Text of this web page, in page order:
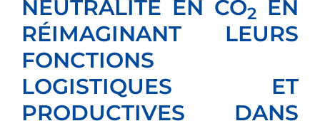
NEUTRALITÉ EN CO2
EN
RÉIMAGINANT LEURS
FONCTIONS
LOGISTIQUES ET
PRODUCTIVES DANS